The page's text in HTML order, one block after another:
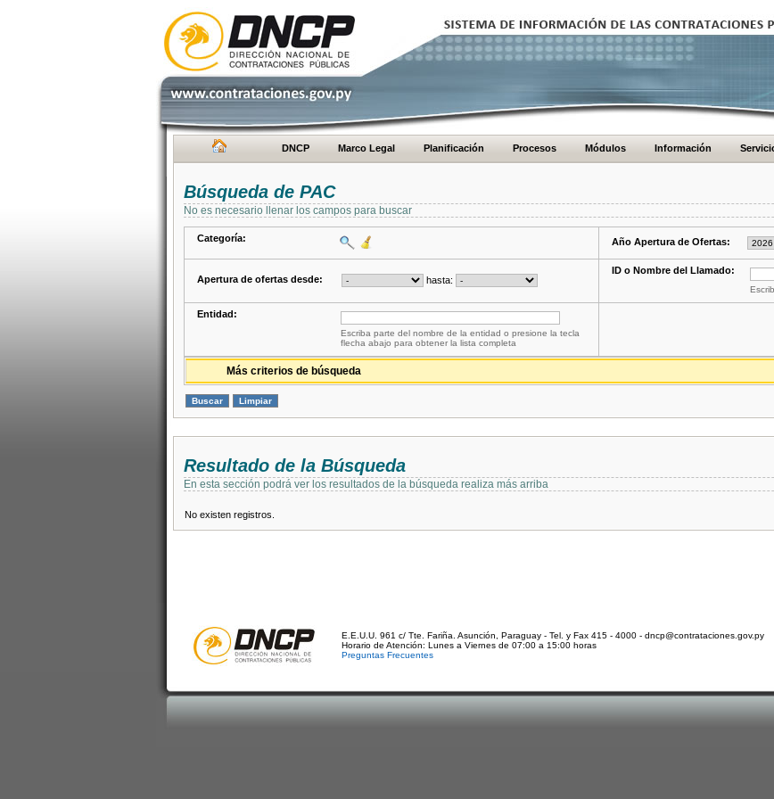
DNCP Marco Legal Planificación Procesos Módulos Información
Búsqueda de PAC
No es necesario llenar los campos para buscar
Categoría: Año Apertura de Ofertas:
Apertura de ofertas desde: hasta:
ID o Nombre del Llamado:
Entidad:
Escriba parte del nombre de la entidad o presione la tecla
flecha abajo para obtener la lista completa
Más criterios de búsqueda
Resultado de la Búsqueda
En esta sección podrá ver los resultados de la búsqueda realiza más arriba
No existen registros.
E.E.U.U. 961 c/ Tte. Fariña. Asunción, Paraguay - Tel. y Fax 415 - 4000 - dncp@contrataciones.gov.py
Horario de Atención: Lunes a Viernes de 07:00 a 15:00 horas
Preguntas Frecuentes